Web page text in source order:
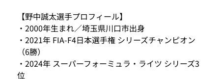
【野中誠太選手プロフィール】
・2000年生まれ／埼玉県川口市出身
・2021年 FIA-F4日本選手権 シリーズチャンピオン
（6勝）
・2024年 スーパーフォーミュラ・ライツ シリーズ3
位